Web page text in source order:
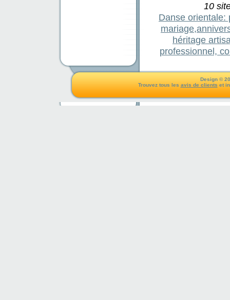
10
Danse orientale:
héritage
professionnel,
Design ©
Trouvez tous les avis de clients et